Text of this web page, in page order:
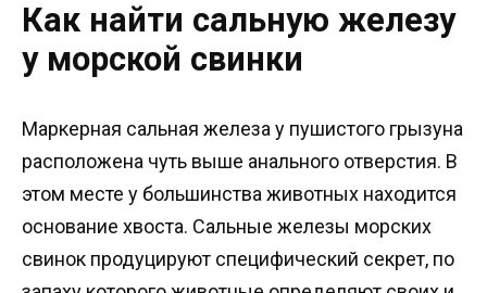
Как найти сальную железу
у морской свинки
Маркерная сальная железа у пушистого грызуна
расположена чуть выше анального отверстия. В
этом месте у большинства животных находится
основание хвоста. Сальные железы морских
свинок продуцируют специфический секрет, по